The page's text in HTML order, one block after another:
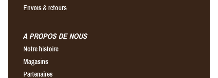
Envois & retours
A PROPOS DE NOUS
Notre histoire
Magasins
Partenaires